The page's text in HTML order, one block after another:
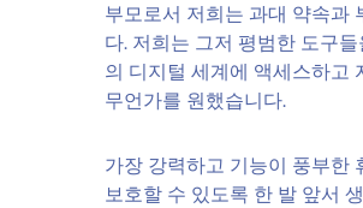
부모로서 저희는 과대 약속과
다. 저희는 그저 평범한 도구
의 디지털 세계에 액세스하고
무언가를 원했습니다.
가장 강력하고 기능이 풍부한
보호할 수 있도록 한 발 앞서